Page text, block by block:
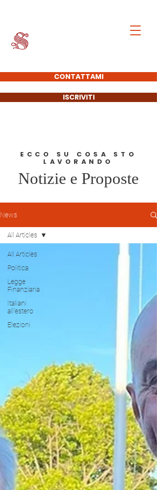
CONTATTAMI
ISCRIVITI
ECCO SU COSA STO
LAVORANDO
Notizie e Proposte
News
All Articles
Politica
Legge
Finanziaria
Italiani
all'estero
Elezioni
All Articles